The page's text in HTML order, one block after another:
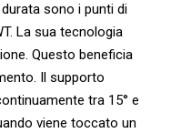
durata sono i punti di
La sua tecnologia
Questo beneficia
Il supporto
tra 15° e
viene toccato un